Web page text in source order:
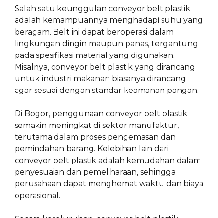
Salah satu keunggulan conveyor belt plastik
adalah kemampuannya menghadapi suhu yang
beragam. Belt ini dapat beroperasi dalam
lingkungan dingin maupun panas, tergantung
pada spesifikasi material yang digunakan.
Misalnya, conveyor belt plastik yang dirancang
untuk industri makanan biasanya dirancang
agar sesuai dengan standar keamanan pangan.
Di Bogor, penggunaan conveyor belt plastik
semakin meningkat di sektor manufaktur,
terutama dalam proses pengemasan dan
pemindahan barang. Kelebihan lain dari
conveyor belt plastik adalah kemudahan dalam
penyesuaian dan pemeliharaan, sehingga
perusahaan dapat menghemat waktu dan biaya
operasional.